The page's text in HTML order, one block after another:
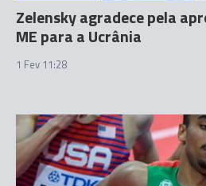
Zelensky agradece pela
ME para a Ucrânia
1 Fev 11:28